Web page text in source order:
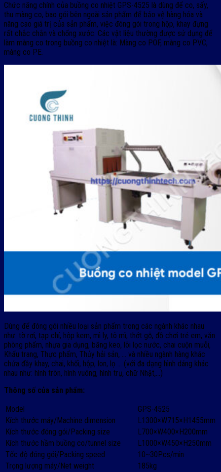
Chức năng chính của buồng co nhiệt GPS-4525 là dùng để co, sấy,
thu màng co, bao gói bên ngoài sản phẩm để bảo vệ hàng hóa và
nâng cao giá trị của sản phẩm, việc đóng gói trong hộp, khay đựng
rất chắc chắn và chống xước. Các vật liệu thường được sử dụng để
làm màng co trong buồng co nhiệt là: Màng co POF, màng co PVC,
màng co PE.
Dùng để đóng gói nhiều loại sản phẩm trong các ngành khác nhau
như: tờ rơi, tạp chí, hộp kem, mì ly, tô mì, thớt gỗ, đồ chơi trẻ em, văn
phòng phẩm, nhựa gia dụng, băng keo, lõi lọc nước, chai cuộn muỗi,
Khẩu trang, Thực phẩm, Thủy hải sản, … và nhiều ngành hàng khác
chứa đầy khay, chai, khối, hộp, lon, lọ … (với đa dạng hình dáng khác
nhau như: hình tròn, hình vuông, hình trụ, chữ Nhật,…)
Thông số của sản phẩm:
Model
GPS-4525
Kích thước máy/Machine dimension
L1300×W715×H1455mm
Kích thước đóng gói/Packing size
L700×W400×H200mm
Kích thước hầm buồng co/tunnel size
L1000×W450×H250mm
Tốc độ đóng gói/Packing speed
10~30Pcs/min
Trọng lượng máy/Net weight
185kg